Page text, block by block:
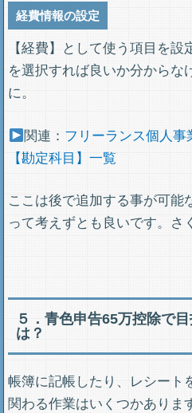
経費情報の設定
【経費】として使う項目を
を選択すれば良いか分からな
に。
関連： フリーランス個人事
【勘定科目】一覧
ここは後で追加する事が可能
って考えずとも良いです。さ
５．青色申告65万控除で
は？
帳簿に記帳したり、レシート
関わる作業はいくつかありま